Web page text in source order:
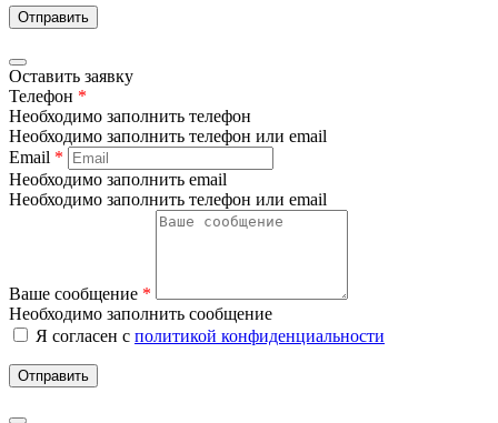
Отправить
Оставить заявку
Телефон *
Необходимо заполнить телефон
Необходимо заполнить телефон или email
Email *
Необходимо заполнить email
Необходимо заполнить телефон или email
Ваше сообщение *
Необходимо заполнить сообщение
Я согласен с политикой конфиденциальности
Отправить